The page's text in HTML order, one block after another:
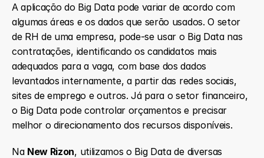
A aplicação do Big Data pode variar de acordo com
algumas áreas e os dados que serão usados. O setor
de RH de uma empresa, pode-se usar o Big Data nas
contratações, identificando os candidatos mais
adequados para a vaga, com base dos dados
levantados internamente, a partir das redes sociais,
sites de emprego e outros. Já para o setor financeiro,
o Big Data pode controlar orçamentos e precisar
melhor o direcionamento dos recursos disponíveis.
Na New Rizon, utilizamos o Big Data de diversas